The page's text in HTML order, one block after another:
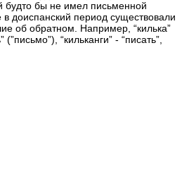
будто бы не имел письменной
доиспанский период существовали
об обратном. Например, “килька”
“кильканги” - “писать”,